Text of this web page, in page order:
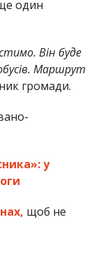
один
Він буде
Маршрут
громади.
у
щоб не